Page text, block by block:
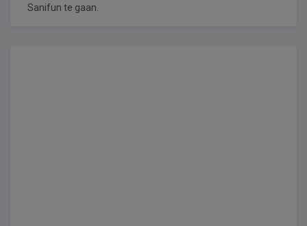
Sanifun te gaan.